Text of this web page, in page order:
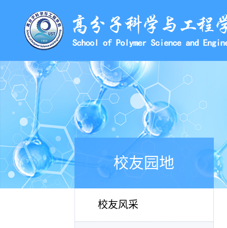
校友园地
校友风采